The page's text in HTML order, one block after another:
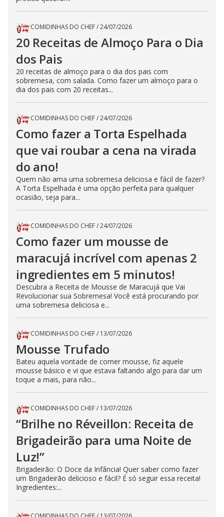
COMIDINHAS DO CHEF/24/07/2026
20 Receitas de Almoço Para o Dia
dos Pais
20 receitas de almoço para o dia dos pais com
sobremesa, com salada. Como fazer um almoço para o
dia dos pais com 20 receitas...
COMIDINHAS DO CHEF/24/07/2026
Como fazer a Torta Espelhada
que vai roubar a cena na virada
do ano!
Quem não ama uma sobremesa deliciosa e fácil de fazer?
A Torta Espelhada é uma opção perfeita para qualquer
ocasião, seja para...
COMIDINHAS DO CHEF/24/07/2026
Como fazer um mousse de
maracujá incrível com apenas 2
ingredientes em 5 minutos!
Descubra a Receita de Mousse de Maracujá que Vai
Revolucionar sua Sobremesa! Você está procurando por
uma sobremesa deliciosa e...
COMIDINHAS DO CHEF/ 13/07/2026
Mousse Trufado
Bateu aquela vontade de comer mousse, fiz aquele
mousse básico e vi que estava faltando algo para dar um
toque a mais, para não...
COMIDINHAS DO CHEF/ 13/07/2026
“Brilhe no Réveillon: Receita de
Brigadeirão para uma Noite de
Luz!”
Brigadeirão: O Doce da Infância! Quer saber como fazer
um Brigadeirão delicioso e fácil? É só seguir essa receita!
Ingredientes:...